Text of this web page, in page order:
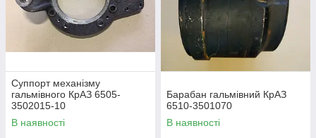
Суппорт механізму
гальмівного КрАЗ 6505-
3502015-10
В наявності
Барабан гальмівний КрАЗ
6510-3501070
В наявності